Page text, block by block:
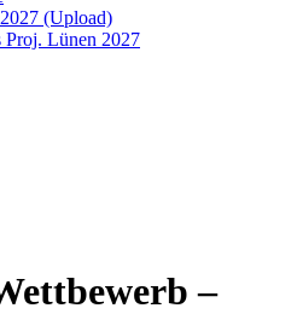
(Upload)
Lünen 2027
–